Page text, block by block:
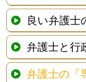
良い弁護士
弁護士と行
弁護士の「